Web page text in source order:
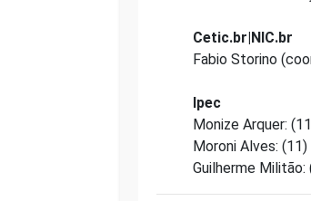
Cetic.br|NIC.br
Fabio Storino
Ipec
Monize Arquer:
Moroni Alves:
Guilherme